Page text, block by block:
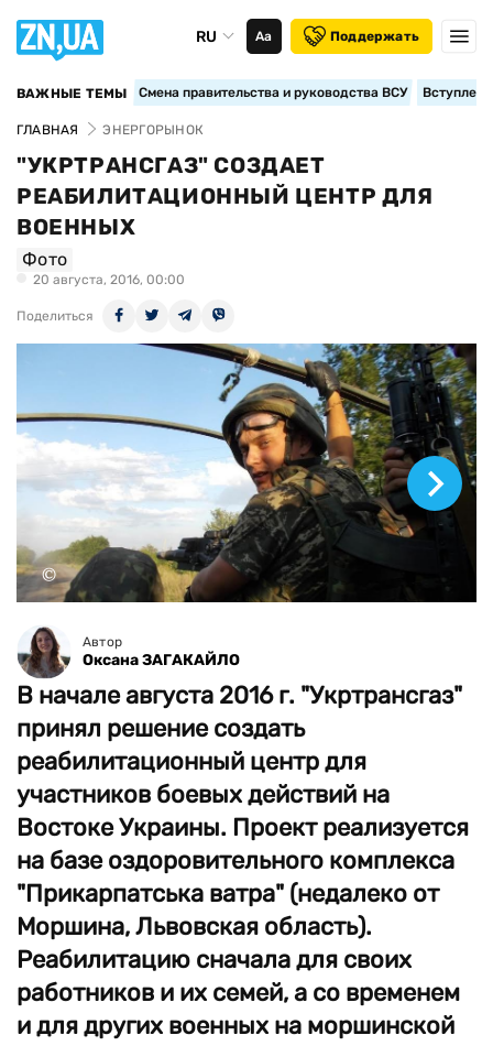
RU Аа Поддержать
ВАЖНЫЕ ТЕМЫ Смена правительства и руководства ВСУ
ГЛАВНАЯ ЭНЕРГОРЫНОК
"УКРТРАНСГАЗ" СОЗДАЕТ
РЕАБИЛИТАЦИОННЫЙ ЦЕНТР ДЛЯ
ВОЕННЫХ
Фото
20 августа, 2016, 00:00
Поделиться
©
Автор
Оксана ЗАГАКАЙЛО
В начале августа 2016 г. "Укртрансгаз"
принял решение создать
реабилитационный центр для
участников боевых действий на
Востоке Украины. Проект реализуется
на базе оздоровительного комплекса
"Прикарпатська ватра" (недалеко от
Моршина, Львовская область).
Реабилитацию сначала для своих
работников и их семей, а со временем
и для других военных на моршинской